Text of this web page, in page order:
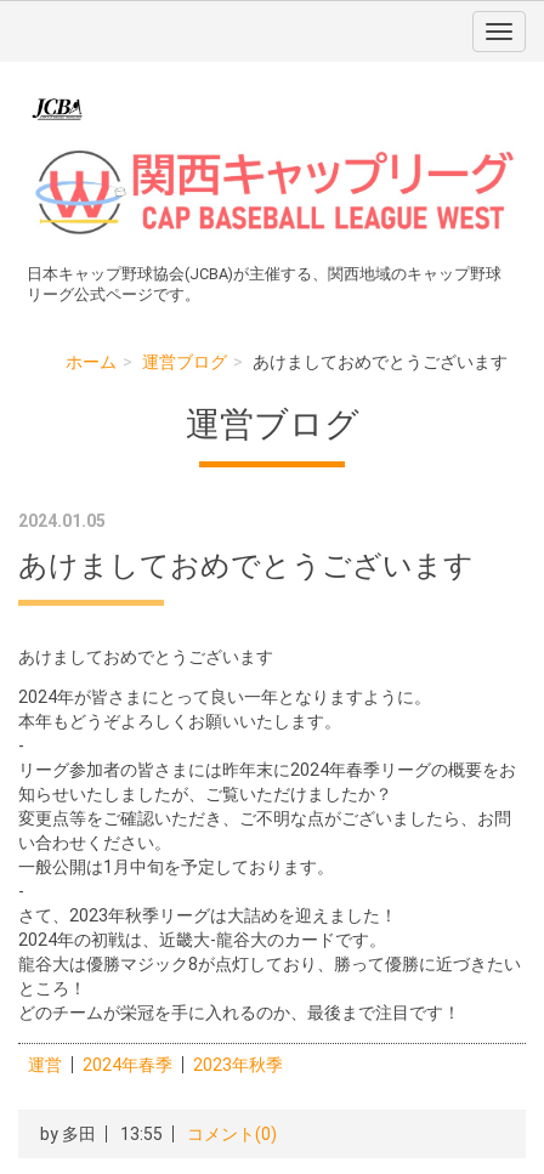
日本キャップ野球協会(JCBA)が主催する、関西地域のキャップ野球
リーグ公式ページです。
ホーム 運営ブログ あけましておめでとうございます
運営ブログ
2024.01.05
あけましておめでとうございます
あけましておめでとうございます
2024年が皆さまにとって良い一年となりますように。
本年もどうぞよろしくお願いいたします。
-
リーグ参加者の皆さまには昨年末に2024年春季リーグの概要をお
知らせいたしましたが、ご覧いただけましたか？
変更点等をご確認いただき、ご不明な点がございましたら、お問
い合わせください。
一般公開は1月中旬を予定しております。
-
さて、2023年秋季リーグは大詰めを迎えました！
2024年の初戦は、近畿大-龍谷大のカードです。
龍谷大は優勝マジック8が点灯しており、勝って優勝に近づきたい
ところ！
どのチームが栄冠を手に入れるのか、最後まで注目です！
運営 2024年春季 2023年秋季
by 多田 13:55 コメント(0)